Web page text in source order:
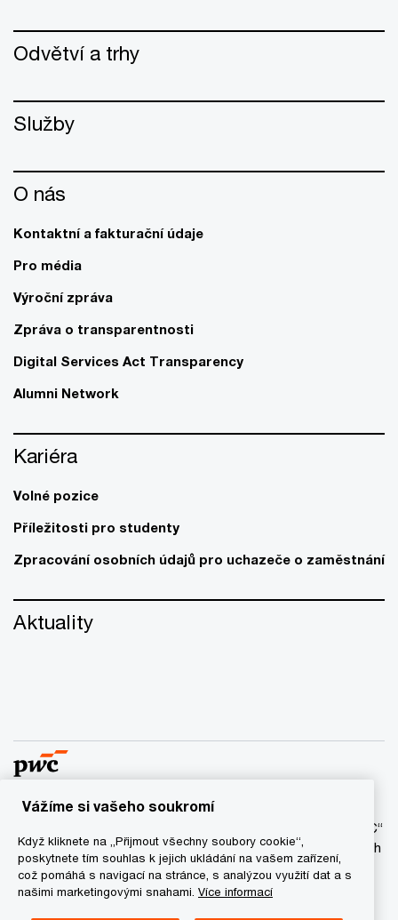
Odvětví a trhy
Služby
O nás
Kontaktní a fakturační údaje
Pro média
Výroční zpráva
Zpráva o transparentnosti
Digital Services Act Transparency
Alumni Network
Kariéra
Volné pozice
Příležitosti pro studenty
Zpracování osobních údajů pro uchazeče o zaměstnání
Aktuality
© 2017 - 2026 PwC. Všechna práva vyhrazena. Název “PwC“
označuje síť firem PwC a/anebo jednu anebo více členských
firem, které jsou samostatným právním subjektem. Bližší
informace najdete na stráncewww.pwc.com/structure
Vážíme si vašeho soukromí
Když kliknete na „Přijmout všechny soubory cookie“,
poskytnete tím souhlas k jejich ukládání na vašem zařízení,
což pomáhá s navigací na stránce, s analýzou využití dat a s
našimi marketingovými snahami. Více informací